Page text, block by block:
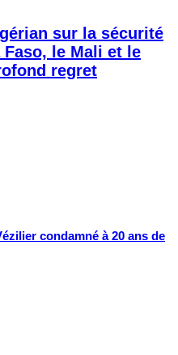
sur la sécurité
Faso, le Mali et le
regret
condamné à 20 ans de